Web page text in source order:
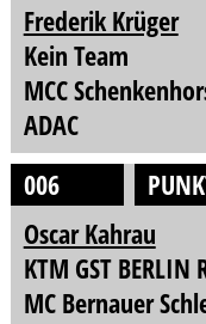
Frederik Krüger
Kein Team
MCC
ADAC
006
Oscar Kahrau
KTM GST BERLIN
MC Bernauer